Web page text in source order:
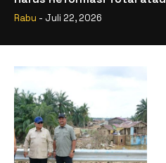
Kehilangan Legitimasi
Rabu - Juli 22, 2026